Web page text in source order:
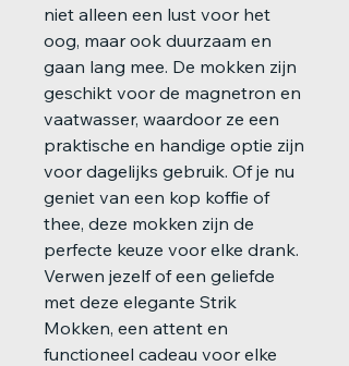
niet alleen een lust voor het
oog, maar ook duurzaam en
gaan lang mee. De mokken zijn
geschikt voor de magnetron en
vaatwasser, waardoor ze een
praktische en handige optie zijn
voor dagelijks gebruik. Of je nu
geniet van een kop koffie of
thee, deze mokken zijn de
perfecte keuze voor elke drank.
Verwen jezelf of een geliefde
met deze elegante Strik
Mokken, een attent en
functioneel cadeau voor elke